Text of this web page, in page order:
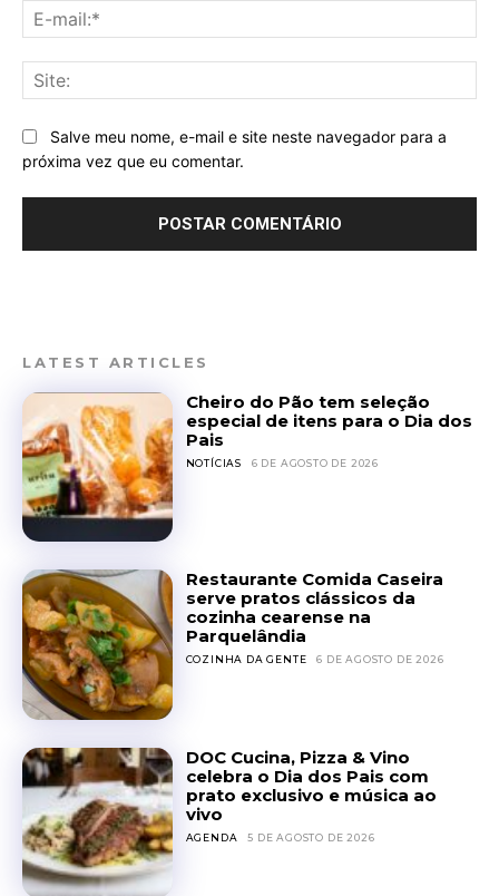
Salve meu nome, e-mail e site neste navegador para a
próxima vez que eu comentar.
LATEST ARTICLES
Cheiro do Pão tem seleção
especial de itens para o Dia dos
Pais
NOTÍCIAS 6 DE AGOSTO DE 2026
Restaurante Comida Caseira
serve pratos clássicos da
cozinha cearense na
Parquelândia
COZINHA DA GENTE 6 DE AGOSTO DE 2026
DOC Cucina, Pizza & Vino
celebra o Dia dos Pais com
prato exclusivo e música ao
vivo
AGENDA 5 DE AGOSTO DE 2026